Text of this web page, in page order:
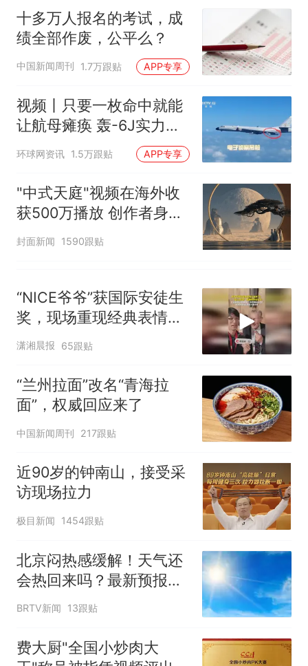
试前13名均遭淘汰？教育局：
已叫停招聘，成立调查组全面
核查
热
十多万人报名的考试，成绩
全部作废，公平么？
十多万人报名的考试，成
绩全部作废，公平么？
中国新闻周刊 1.7万跟贴 APP专享
视频丨只要一枚命中就能
让航母瘫痪 轰-6J实力有
多强？
环球网资讯 1.5万跟贴 APP专享
"中式天庭"视频在海外收
获500万播放 创作者身份
披露
封面新闻 1590跟贴
“NICE爷爷”获国际安徒生
奖，现场重现经典表情
包，向中国粉丝问好
潇湘晨报 65跟贴
“兰州拉面”改名“青海拉
面”，权威回应来了
中国新闻周刊 217跟贴
近90岁的钟南山，接受采
访现场拉力
极目新闻 1454跟贴
北京闷热感缓解！天气还
会热回来吗？最新预报
——
BRTV新闻 13跟贴
费大厨"全国小炒肉大